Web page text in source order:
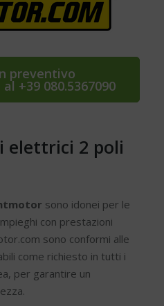
preventivo
+39 080.5367090
elettrici 2 poli
sono idonei per le
con prestazioni
sono conformi alle
come richiesto in tutti i
per garantire un